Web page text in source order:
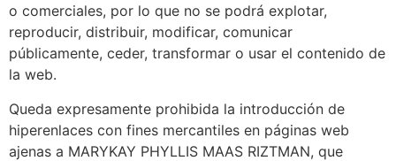
o comerciales, por lo que no se podrá explotar,
reproducir, distribuir, modificar, comunicar
públicamente, ceder, transformar o usar el contenido de
la web.
Queda expresamente prohibida la introducción de
hiperenlaces con fines mercantiles en páginas web
ajenas a MARYKAY PHYLLIS MAAS RIZTMAN, que